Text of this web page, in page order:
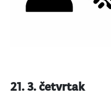
21. 3. četvrtak